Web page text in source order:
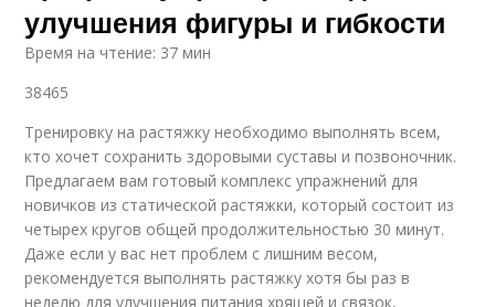
улучшения фигуры и гибкости
Время на чтение: 37 мин
38465
Тренировку на растяжку необходимо выполнять всем,
кто хочет сохранить здоровыми суставы и позвоночник.
Предлагаем вам готовый комплекс упражнений для
новичков из статической растяжки, который состоит из
четырех кругов общей продолжительностью 30 минут.
Даже если у вас нет проблем с лишним весом,
рекомендуется выполнять растяжку хотя бы раз в
неделю для улучшения питания хрящей и связок,